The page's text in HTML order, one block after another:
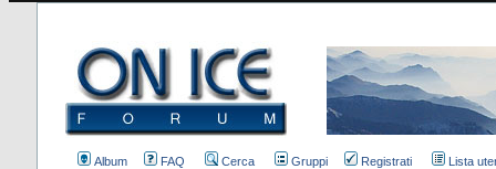
Album FAQ Cerca Gruppi Registrati Lista